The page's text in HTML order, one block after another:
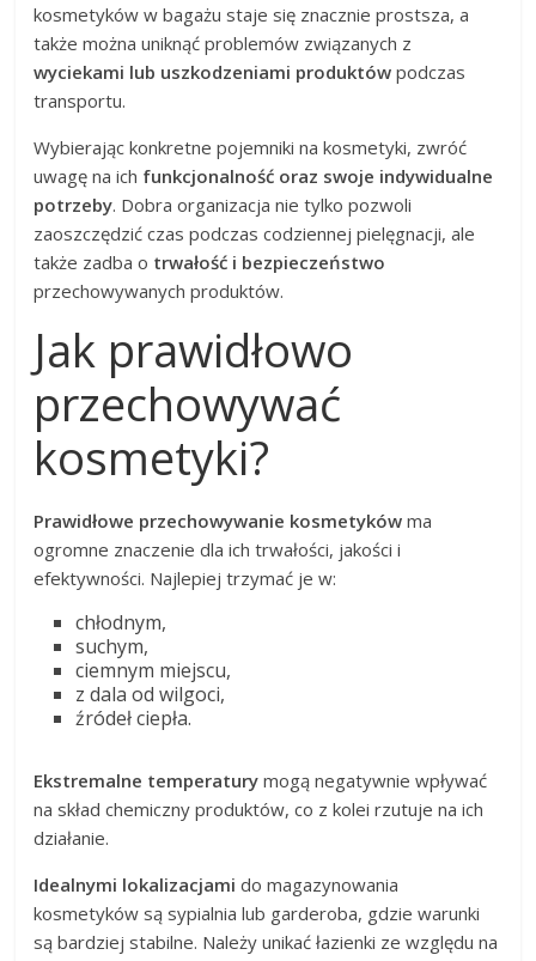
kosmetyków w bagażu staje się znacznie prostsza, a
także można uniknąć problemów związanych z
wyciekami lub uszkodzeniami produktów podczas
transportu.
Wybierając konkretne pojemniki na kosmetyki, zwróć
uwagę na ich funkcjonalność oraz swoje indywidualne
potrzeby. Dobra organizacja nie tylko pozwoli
zaoszczędzić czas podczas codziennej pielęgnacji, ale
także zadba o trwałość i bezpieczeństwo
przechowywanych produktów.
Jak prawidłowo
przechowywać
kosmetyki?
Prawidłowe przechowywanie kosmetyków ma
ogromne znaczenie dla ich trwałości, jakości i
efektywności. Najlepiej trzymać je w:
chłodnym,
suchym,
ciemnym miejscu,
z dala od wilgoci,
źródeł ciepła.
Ekstremalne temperatury mogą negatywnie wpływać
na skład chemiczny produktów, co z kolei rzutuje na ich
działanie.
Idealnymi lokalizacjami do magazynowania
kosmetyków są sypialnia lub garderoba, gdzie warunki
są bardziej stabilne. Należy unikać łazienki ze względu na